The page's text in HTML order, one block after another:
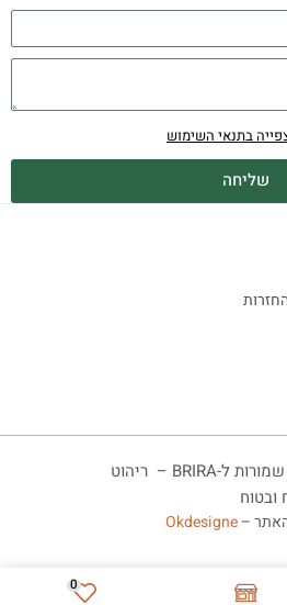
0
בתנאי השימוש
שליחה
2023© כל הזכויות שמורות ל-BRIRA – ריהוט
ובטוח
–
Okdesigne